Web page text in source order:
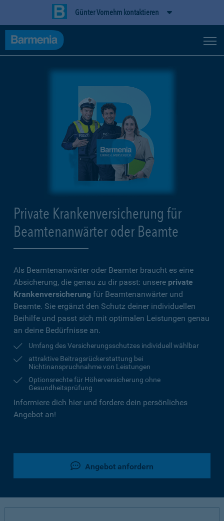
Günter Vornehm kontaktieren
Private Krankenversicherung für
Beamtenanwärter oder Beamte
Als Beamtenanwärter oder Beamter braucht es eine
Absicherung, die genau zu dir passt: unsere private
Krankenversicherung für Beamtenanwärter und
Beamte. Sie ergänzt den Schutz deiner individuellen
Beihilfe und passt sich mit optimalen Leistungen genau
an deine Bedürfnisse an.
Umfang des Versicherungsschutzes individuell wählbar
attraktive Beitragsrückerstattung bei
Nichtinanspruchnahme von Leistungen
Optionsrechte für Höherversicherung ohne
Gesundheitsprüfung
Informiere dich hier und fordere dein persönliches
Angebot an!
Angebot anfordern